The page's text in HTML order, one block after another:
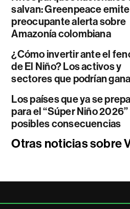
salvan: Greenpeace emite
preocupante alerta sobre
Amazonía colombiana
¿Cómo invertir ante el
de El Niño? Los activos y
sectores que podrían
Los países que ya se
para el “Súper Niño
posibles consecuencias
Otras noticias sobre